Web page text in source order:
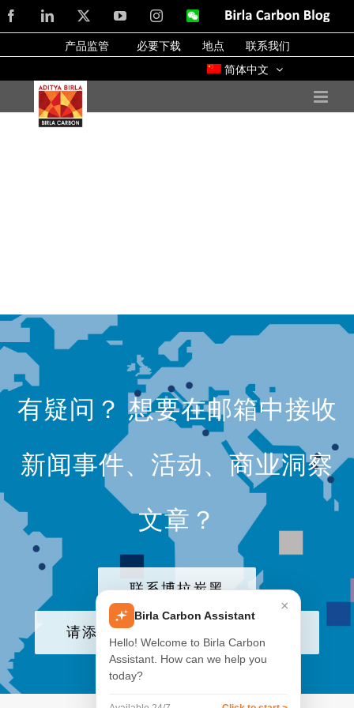
Skip
to
content
FacebookLinkedIn YouTubeInstagramWeChatBirla
Blog
产品监管 必要下载 地点
联系我们
简体中文
有疑问？ 想要在邮箱中接收
新闻事件、活动、商业洞察
文章？
联系博拉炭黑
请添加我们公司至电子邮件列表
×
Birla Carbon Assistant
Hello! Welcome to Birla Carbon
Assistant. How can we help you
today?